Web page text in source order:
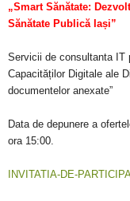
„Smart Sănătate:
Sănătate Publică Iași”
Servicii de consultanta IT
Capacităților Digitale ale
documentelor anexate”
Data de depunere a
ora 15:00.
INVITATIA-DE-